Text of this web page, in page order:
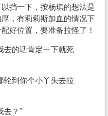
挡一下，按杨琪的想法是
，有莉莉斯加血的情况下
好位置，要准备拉怪了！
去的话肯定一下就死
轮到你个小丫头去拉
去？”